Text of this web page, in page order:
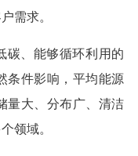
需求。
碳、能够循环利用的
条件影响，平均能源
量大、分布广、清洁
领域。